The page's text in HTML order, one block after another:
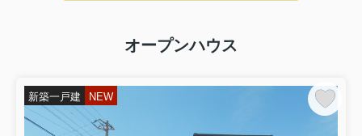
オープンハウス
新築一戸建 NEW